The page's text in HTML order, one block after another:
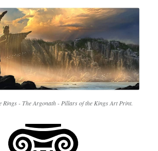
- The Argonath - Pillars of the Kings Art Print.